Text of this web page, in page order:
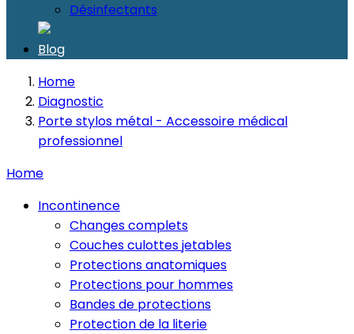
Désinfectants
Blog
Home
Diagnostic
Porte stylos métal - Accessoire médical
professionnel
Home
Incontinence
Changes complets
Couches culottes jetables
Protections anatomiques
Protections pour hommes
Bandes de protections
Protection de la literie